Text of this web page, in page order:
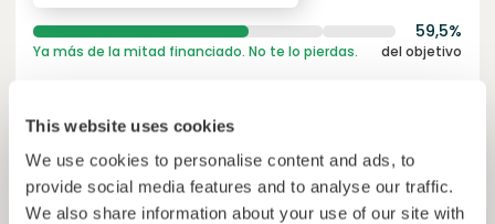
This website uses cookies
We use cookies to personalise content and ads, to
provide social media features and to analyse our traffic.
We also share information about your use of our site with
59,5%
Ya más de la mitad financiado. No te lo pierdas. del objetivo
Financiado